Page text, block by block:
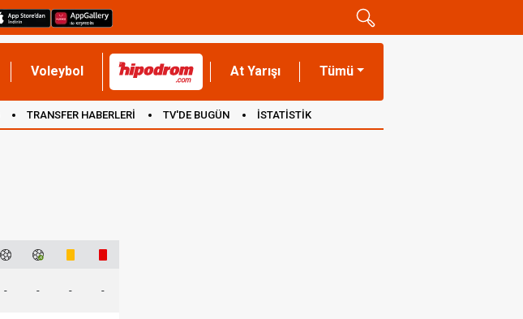
Voleybol At Yarışı Tümü
TRANSFER HABERLERİ TV'DE BUGÜN İSTATİSTİK
- - - -